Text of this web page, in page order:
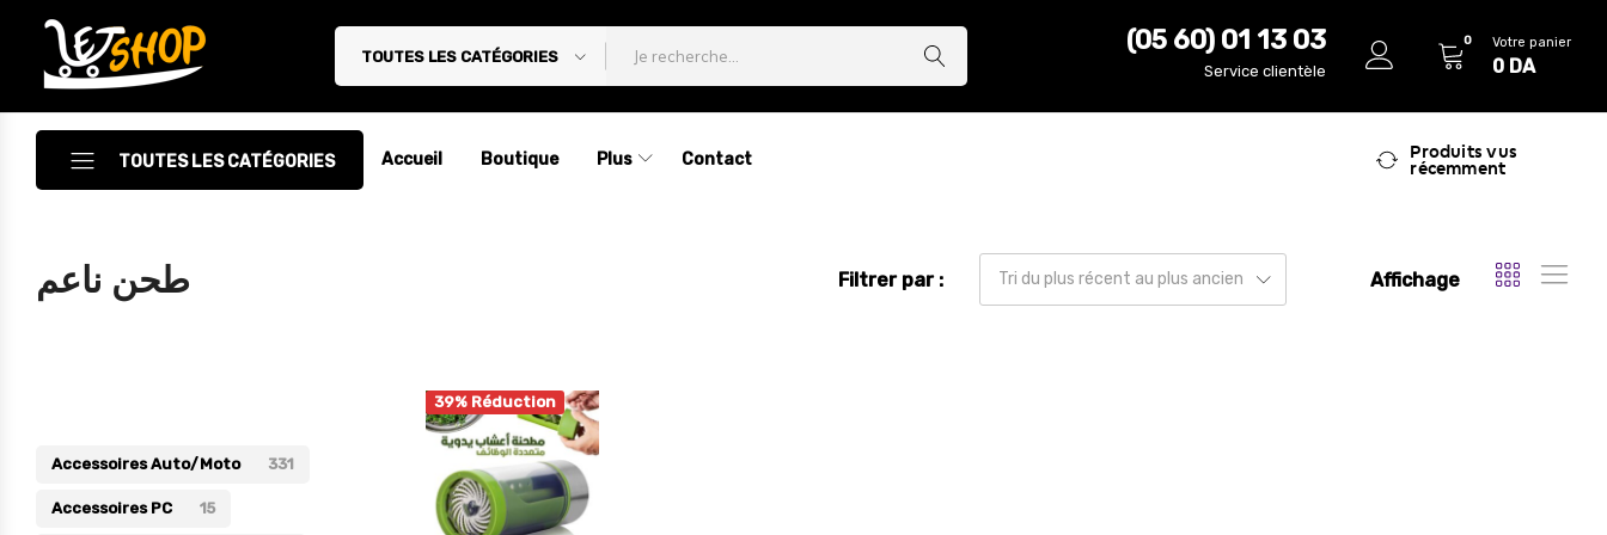
Letshop.dz
TOUTES LES CATÉGORIES
(05 60) 01 13 03
Service clientèle
0 Votre panier
0 DA
TOUTES LES CATÉGORIES
Accessoires
Accessoires Auto/Moto
Décoration
Electroménager
Accueil Boutique Plus Contact
Produits vus
récemment
طحن ناعم Filtrer par : Tri du plus récent au plus ancien Affichage
39% Réduction
Accessoires Auto/Moto 331
Accessoires PC 15